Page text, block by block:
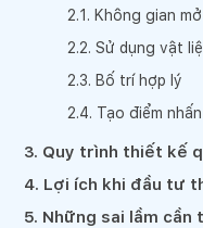
2.1 . Không gian
2.2. Sử dụng vật
2.3. Bố trí hợp lý
2.4. Tạo điểm
3. Quy trình thiết kế
4. Lợi ích khi đầu tư
5. Những sai lầm